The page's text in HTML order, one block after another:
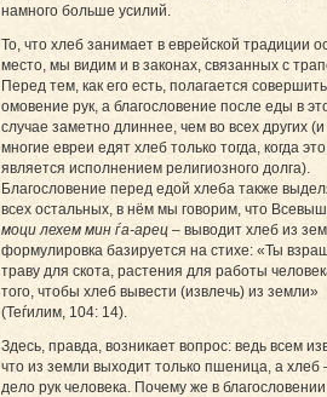
намного больше усилий.
То, что хлеб занимает в еврейской традиции
место, мы видим и в законах, связанных с
Перед тем, как его есть, полагается совершить
омовение рук, а благословение после еды в
случае заметно длиннее, чем во всех других
многие евреи едят хлеб только тогда, когда это
является исполнением религиозного долга).
Благословение перед едой хлеба также
всех остальных, в нём мы говорим, что
моци лехем мин ѓа-арец – выводит хлеб из
формулировка базируется на стихе: «Ты
траву для скота, растения для работы
того, чтобы хлеб вывести (извлечь) из земли»
(Теѓилим, 104: 14).
Здесь, правда, возникает вопрос: ведь всем
что из земли выходит только пшеница, а хлеб
дело рук человека. Почему же в благословении